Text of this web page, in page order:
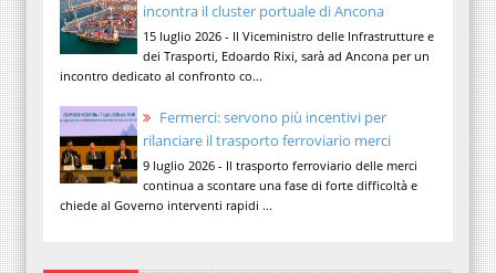
incontra il cluster portuale di Ancona
15 luglio 2026 - Il Viceministro delle Infrastrutture e
dei Trasporti, Edoardo Rixi, sarà ad Ancona per un
incontro dedicato al confronto co...
Fermerci: servono più incentivi per
rilanciare il trasporto ferroviario merci
9 luglio 2026 - Il trasporto ferroviario delle merci
continua a scontare una fase di forte difficoltà e
chiede al Governo interventi rapidi ...